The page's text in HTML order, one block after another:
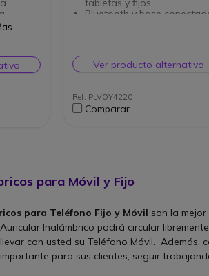
tabletas y fijos
Bluetooth y base
en todos los entornos de
trabajo
SoundGuard™
Diadema acolchada,
de la batería y 13 días en
espera
Ver producto alternativo
Ref: PLVOY4220
Comparar
para Móvil y Fijo
para Teléfono Fijo y Móvil son la
Inalámbrico podrá circular
con usted su Teléfono Móvil.
para sus clientes, seguir